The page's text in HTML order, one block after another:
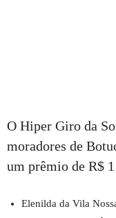
O Hiper Giro da
moradores de
um prêmio de R$
Elenilda da Vila